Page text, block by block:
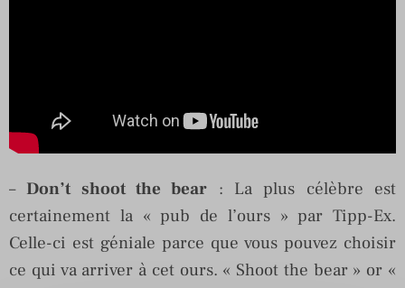
–Don’t shoot the bear : La plus célèbre est
certainement la « pub de l’ours » par Tipp-Ex.
Celle-ci est géniale parce que vous pouvez choisir
ce qui va arriver à cet ours. « Shoot the bear » or «